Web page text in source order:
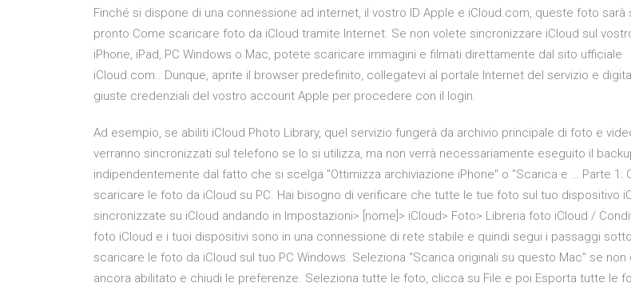
Finché si dispone di una connessione ad internet, il vostro ID Apple e iCloud.com, queste foto sarà
pronto Come scaricare foto da iCloud tramite Internet. Se non volete sincronizzare iCloud sul
iPhone, iPad, PC Windows o Mac, potete scaricare immagini e filmati direttamente dal sito ufficiale
iCloud.com.. Dunque, aprite il browser predefinito, collegatevi al portale Internet del servizio e
giuste credenziali del vostro account Apple per procedere con il login.
Ad esempio, se abiliti iCloud Photo Library, quel servizio fungerà da archivio principale di foto e
verranno sincronizzati sul telefono se lo si utilizza, ma non verrà necessariamente eseguito il
indipendentemente dal fatto che si scelga "Ottimizza archiviazione iPhone" o "Scarica e … Parte 1:
scaricare le foto da iCloud su PC. Hai bisogno di verificare che tutte le tue foto sul tuo dispositivo
sincronizzate su iCloud andando in Impostazioni> [nome]> iCloud> Foto> Libreria foto iCloud /
foto iCloud e i tuoi dispositivi sono in una connessione di rete stabile e quindi segui i passaggi
scaricare le foto da iCloud sul tuo PC Windows. Seleziona “Scarica originali su questo Mac” se non
ancora abilitato e chiudi le preferenze. Seleziona tutte le foto, clicca su File e poi Esporta tutte le